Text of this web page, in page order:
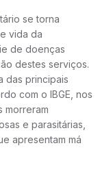
se torna
vida da
de doenças
destes serviços.
das principais
com o IBGE, nos
morreram
e parasitárias,
apresentam má